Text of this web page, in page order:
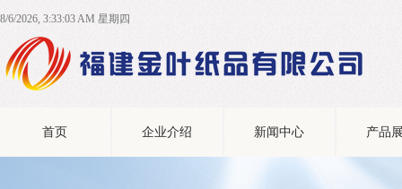
8/6/2026, 3:33:03 AM 星期四
首页 企业介绍 新闻中心 产品